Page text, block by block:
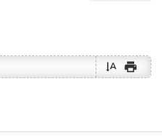
text_rotate_vertical print